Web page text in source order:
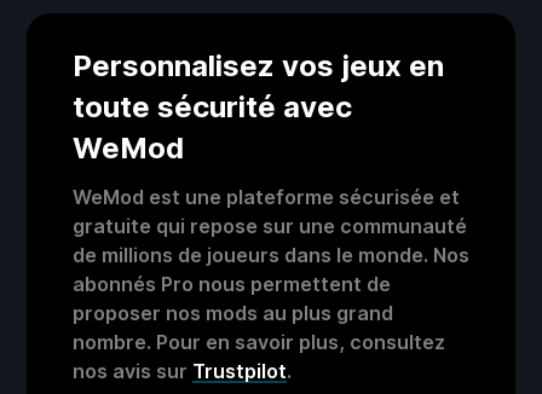
Personnalisez vos jeux en
toute sécurité avec
WeMod
WeMod est une plateforme sécurisée et
gratuite qui repose sur une communauté
de millions de joueurs dans le monde. Nos
abonnés Pro nous permettent de
proposer nos mods au plus grand
nombre. Pour en savoir plus, consultez
nos avis sur Trustpilot.